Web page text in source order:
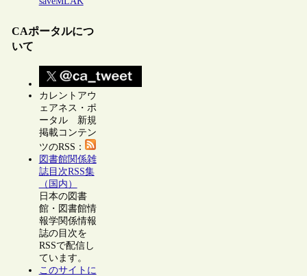
CAポータルにつ
いて
カレントアウ
ェアネス・ポ
ータル 新規
掲載コンテン
ツのRSS：
図書館関係雑
誌目次RSS集
（国内）
日本の図書
館・図書館情
報学関係情報
誌の目次を
RSSで配信し
ています。
このサイトに